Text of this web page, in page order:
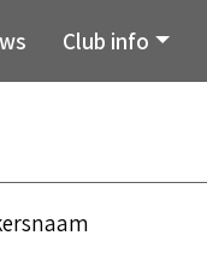
Club info